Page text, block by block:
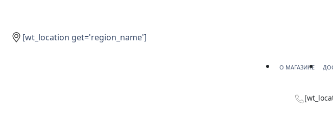
[wt_location get='region_name']
О МАГАЗИНЕ